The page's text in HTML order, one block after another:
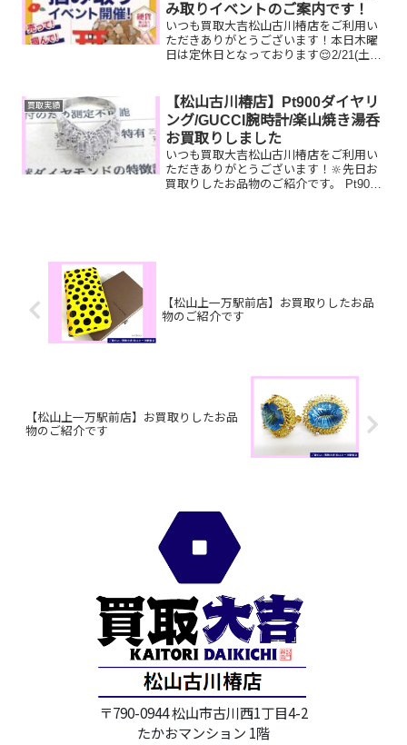
み取りイベントのご案内です！
いつも買取大吉松山古川椿店をご利用い
ただきありがとうございます！本日木曜
日は定休日となっております😌2/21(土)
を開催中です！🥰11,500円以上ご成約の
お客...
買取実績
【松山古川椿店】Pt900ダイヤリ
ング/GUCCI腕時計/楽山焼き湯呑
お買取りしました
いつも買取大吉松山古川椿店をご利用い
ただきありがとうございます！🔆先日お
買取りしたお品物のご紹介です。 Pt900
【松山上一万駅前店】お買取りしたお品
物のご紹介です
【松山上一万駅前店】お買取りしたお品
物のご紹介です
〒790-0944 松山市古川西1丁目4-2
たかおマンション 1階